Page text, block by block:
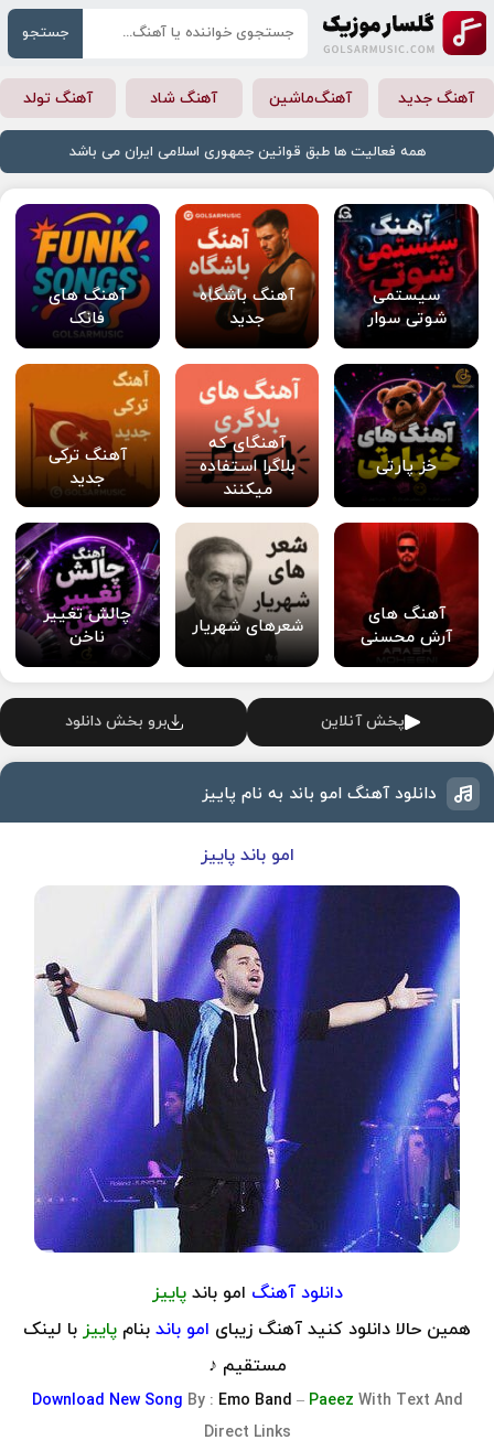
جستجو
آهنگ جدید آهنگ‌ماشین آهنگ شاد آهنگ تولد
همه فعالیت ها طبق قوانین جمهوری اسلامی ایران می باشد
سیستمی
شوتی سوار
آهنگ باشگاه
جدید
آهنگ های
فانک
خز پارتی
آهنگای که
بلاگرا استفاده
میکنند
آهنگ ترکی
جدید
آهنگ های
آرش محسنی
شعرهای شهریار
چالش تغییر
ناخن
پخش آنلاین برو بخش دانلود
دانلود آهنگ امو باند به نام پاییز
امو باند پاییز
دانلود آهنگ امو باند پاییز
همین حالا دانلود کنید آهنگ زیبای امو باند بنام پاییز با لینک
مستقیم ♪
Download New Song By : Emo Band – Paeez With Text And
Direct Links